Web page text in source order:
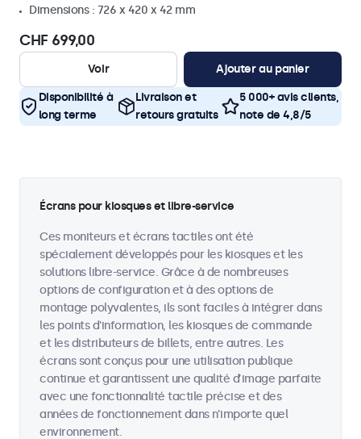
Dimensions : 726 x 420 x 42 mm
CHF 699,00
Voir Ajouter au panier
Disponibilité à
long terme
Livraison et
retours gratuits
5 000+ avis clients,
note de 4,8/5
Écrans pour kiosques et libre-service
Ces moniteurs et écrans tactiles ont été
spécialement développés pour les kiosques et les
solutions libre-service. Grâce à de nombreuses
options de configuration et à des options de
montage polyvalentes, ils sont faciles à intégrer dans
les points d'information, les kiosques de commande
et les distributeurs de billets, entre autres. Les
écrans sont conçus pour une utilisation publique
continue et garantissent une qualité d’image parfaite
avec une fonctionnalité tactile précise et des
années de fonctionnement dans n’importe quel
environnement.